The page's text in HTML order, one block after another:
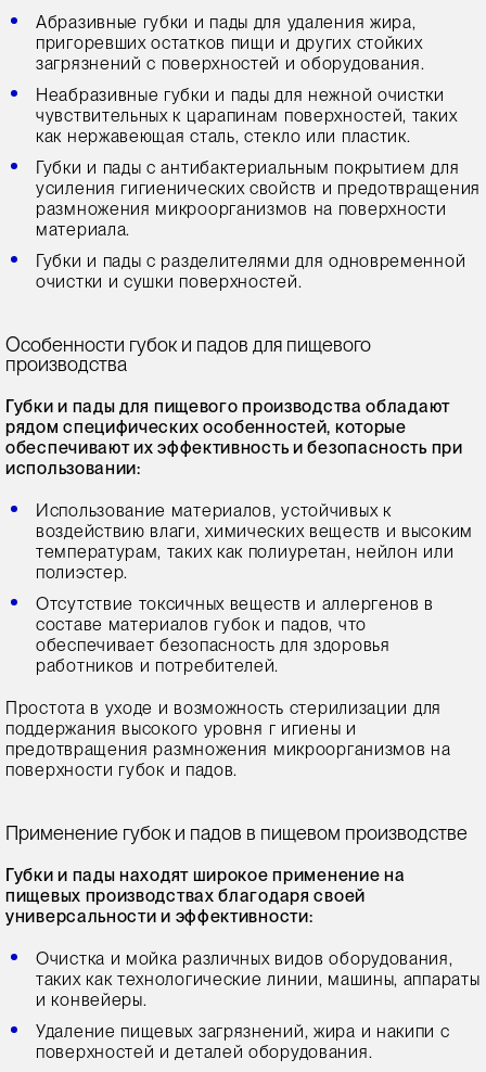
Абразивные губки и пады для удаления жира,
пригоревших остатков пищи и других стойких
загрязнений с поверхностей и оборудования.
Неабразивные губки и пады для нежной очистки
чувствительных к царапинам поверхностей, таких
как нержавеющая сталь, стекло или пластик.
Губки и пады с антибактериальным покрытием для
усиления гигиенических свойств и предотвращения
размножения микроорганизмов на поверхности
материала.
Губки и пады с разделителями для одновременной
очистки и сушки поверхностей.
Особенности губок и падов для пищевого
производства
Губки и пады для пищевого производства обладают
рядом специфических особенностей, которые
обеспечивают их эффективность и безопасность при
использовании:
Использование материалов, устойчивых к
воздействию влаги, химических веществ и высоким
температурам, таких как полиуретан, нейлон или
полиэстер.
Отсутствие токсичных веществ и аллергенов в
составе материалов губок и падов, что
обеспечивает безопасность для здоровья
работников и потребителей.
Простота в уходе и возможность стерилизации для
поддержания высокого уровня г игиены и
предотвращения размножения микроорганизмов на
поверхности губок и падов.
Применение губок и падов в пищевом производстве
Губки и пады находят широкое применение на
пищевых производствах благодаря своей
универсальности и эффективности:
Очистка и мойка различных видов оборудования,
таких как технологические линии, машины, аппараты
и конвейеры.
Удаление пищевых загрязнений, жира и накипи с
поверхностей и деталей оборудования.